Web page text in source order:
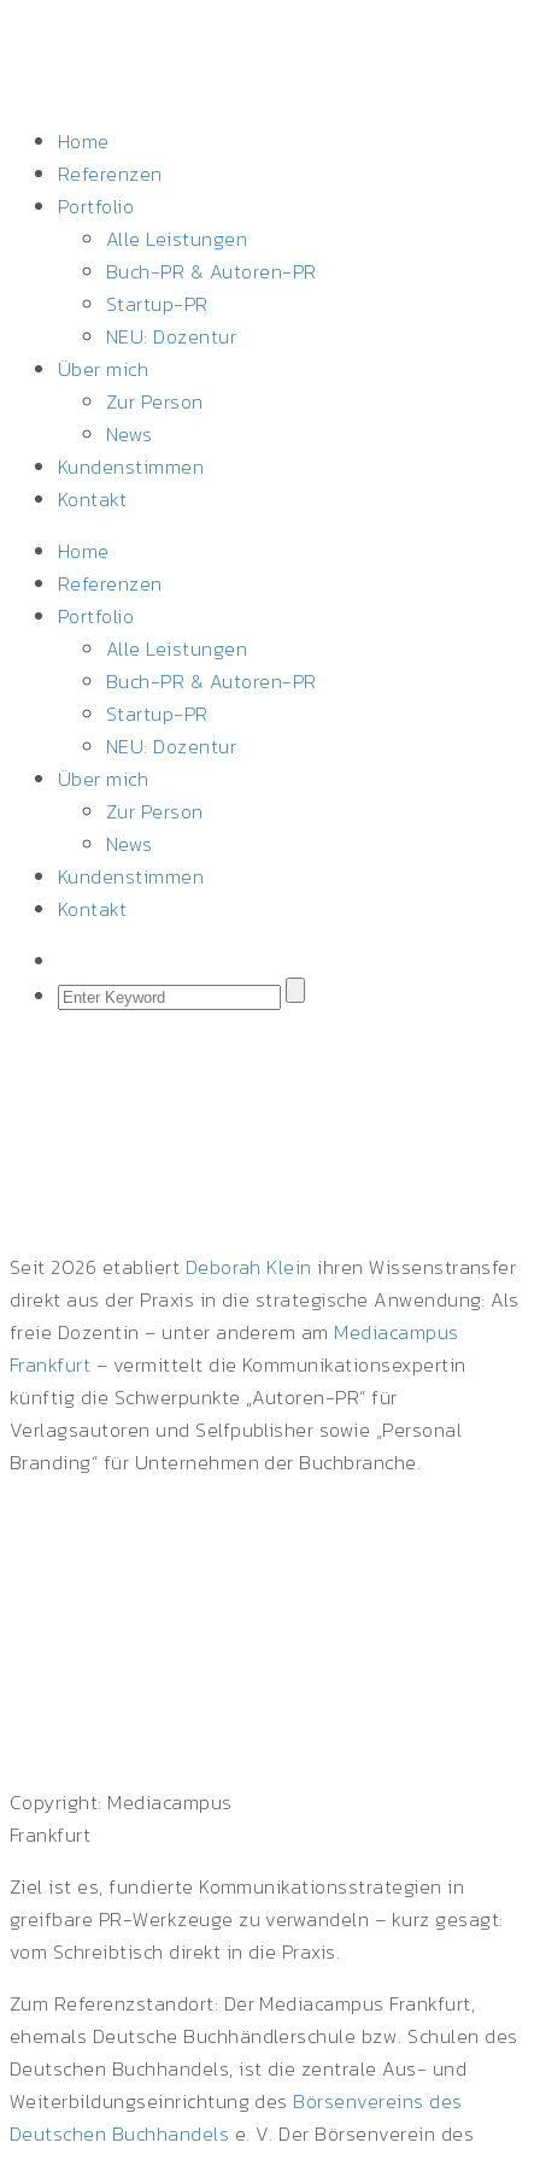
Home
Referenzen
Portfolio
Alle Leistungen
Buch-PR & Autoren-PR
Startup-PR
NEU: Dozentur
Über mich
Zur Person
News
Kundenstimmen
Kontakt
Home
Referenzen
Portfolio
Alle Leistungen
Buch-PR & Autoren-PR
Startup-PR
NEU: Dozentur
Über mich
Zur Person
News
Kundenstimmen
Kontakt
Seit 2026 etabliert Deborah Klein ihren Wissenstransfer
direkt aus der Praxis in die strategische Anwendung: Als
freie Dozentin – unter anderem am Mediacampus
Frankfurt – vermittelt die Kommunikationsexpertin
künftig die Schwerpunkte „Autoren-PR“ für
Verlagsautoren und Selfpublisher sowie „Personal
Branding“ für Unternehmen der Buchbranche.
Copyright: Mediacampus
Frankfurt
Ziel ist es, fundierte Kommunikationsstrategien in
greifbare PR-Werkzeuge zu verwandeln – kurz gesagt:
vom Schreibtisch direkt in die Praxis.
Zum Referenzstandort: Der Mediacampus Frankfurt,
ehemals Deutsche Buchhändlerschule bzw. Schulen des
Deutschen Buchhandels, ist die zentrale Aus- und
Weiterbildungseinrichtung des Börsenvereins des
Deutschen Buchhandels e. V. Der Börsenverein des